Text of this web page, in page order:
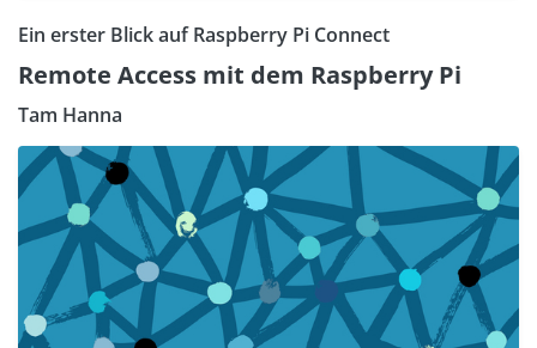
Ein erster Blick auf Raspberry Pi Connect
Remote Access mit dem Raspberry Pi
Tam Hanna